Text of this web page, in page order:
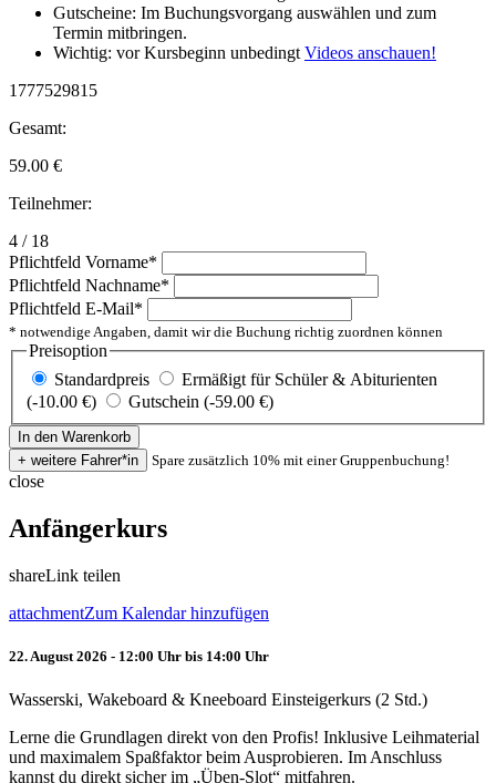
Gutscheine: Im Buchungsvorgang auswählen und zum
Termin mitbringen.
Wichtig: vor Kursbeginn unbedingtVideos anschauen!
1777529815
Gesamt:
59.00 €
Teilnehmer:
4 / 18
Pflichtfeld Vorname*
Pflichtfeld Nachname*
Pflichtfeld E-Mail*
* notwendige Angaben, damit wir die Buchung richtig zuordnen können
Preisoption
Standardpreis
Ermäßigt für Schüler & Abiturienten
(-10.00 €)
Gutschein (-59.00 €)
Spare zusätzlich 10% mit einer Gruppenbuchung!
close
Anfängerkurs
shareLink teilen
attachmentZum Kalendar hinzufügen
22. August 2026 - 12:00 Uhr bis 14:00 Uhr
Wasserski, Wakeboard & Kneeboard Einsteigerkurs (2 Std.)
Lerne die Grundlagen direkt von den Profis! Inklusive Leihmaterial
und maximalem Spaßfaktor beim Ausprobieren. Im Anschluss
kannst du direkt sicher im „Üben-Slot“ mitfahren.